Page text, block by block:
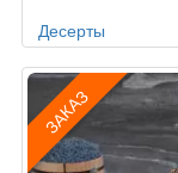
Десерты
ЗАКАЗ